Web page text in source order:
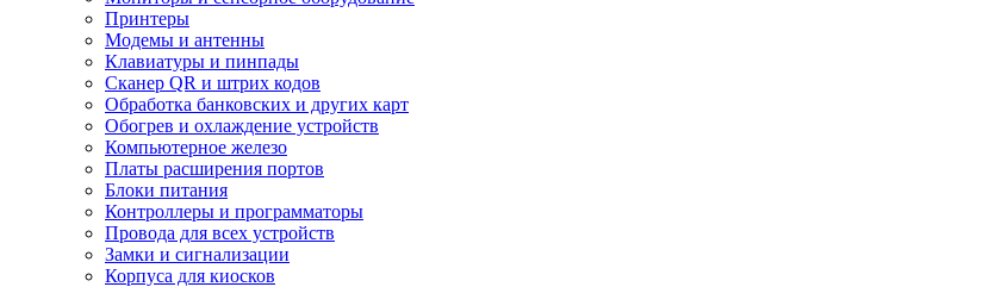
Принтеры
Модемы и антенны
Клавиатуры и пинпады
Сканер QR и штрих кодов
Обработка банковских и других карт
Обогрев и охлаждение устройств
Компьютерное железо
Платы расширения портов
Блоки питания
Контроллеры и программаторы
Провода для всех устройств
Замки и сигнализации
Корпуса для киосков